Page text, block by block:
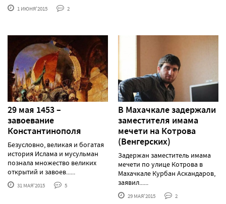
1 ИЮНЯ'2015 2
29 мая 1453 –
завоевание
Константинополя
Безусловно, великая и богатая
история Ислама и мусульман
познала множество великих
открытий и завоев......
31 МАЯ'2015 5
В Махачкале задержали
заместителя имама
мечети на Котрова
(Венгерских)
Задержан заместитель имама
мечети по улице Котрова в
Махачкале Курбан Аскандаров,
заявил......
29 МАЯ'2015 2